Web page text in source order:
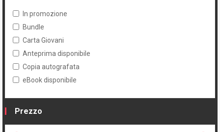
In promozione
Bundle
Carta Giovani
Anteprima disponibile
Copia autografata
eBook disponibile
Prezzo